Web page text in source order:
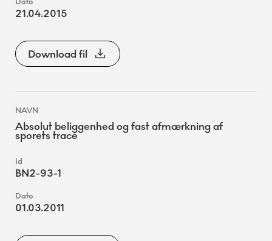
21.04.2015
Download fil
Absolut beliggenhed og fast afmærkning af
sporets tracé
BN2-93-1
01.03.2011